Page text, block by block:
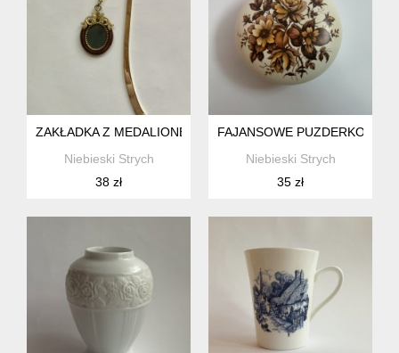
ZAKŁADKA Z MEDALIONEM
Niebieski Strych
38 zł
FAJANSOWE PUZDERKO
Niebieski Strych
35 zł